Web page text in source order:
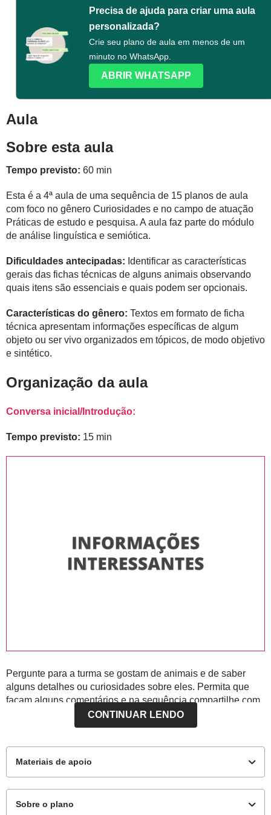
Precisa de ajuda para criar uma aula
personalizada?
Crie seu plano de aula em menos de um
minuto no WhatsApp.
ABRIR WHATSAPP
Aula
Sobre esta aula
Tempo previsto: 60 min
Esta é a 4ª aula de uma sequência de 15 planos de aula
com foco no gênero Curiosidades e no campo de atuação
Práticas de estudo e pesquisa. A aula faz parte do módulo
de análise linguística e semiótica.
Dificuldades antecipadas: Identificar as características
gerais das fichas técnicas de alguns animais observando
quais itens são essenciais e quais podem ser opcionais.
Características do gênero: Textos em formato de ficha
técnica apresentam informações específicas de algum
objeto ou ser vivo organizados em tópicos, de modo objetivo
e sintético.
Organização da aula
Conversa inicial/Introdução:
Tempo previsto: 15 min
Pergunte para a turma se gostam de animais e de saber
alguns detalhes ou curiosidades sobre eles. Permita que
façam alguns comentários e na sequência compartilhe com
os alunos que nessa aula você trará alguns textos com
informações bem interessantes sobre alguns animais.
CONTINUAR LENDO
Materiais de apoio
Sobre o plano